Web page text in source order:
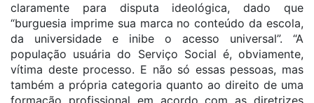
claramente para disputa ideológica, dado que
“burguesia imprime sua marca no conteúdo da escola,
da universidade e inibe o acesso universal”. “A
população usuária do Serviço Social é, obviamente,
vítima deste processo. E não só essas pessoas, mas
também a própria categoria quanto ao direito de uma
formação profissional em acordo com as diretrizes